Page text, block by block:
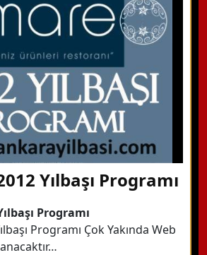
Yılbaşı Programı
Programı
Programı Çok Yakında Web